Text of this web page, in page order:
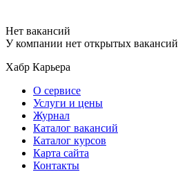
Нет вакансий
У компании нет открытых вакансий
Хабр Карьера
О сервисе
Услуги и цены
Журнал
Каталог вакансий
Каталог курсов
Карта сайта
Контакты